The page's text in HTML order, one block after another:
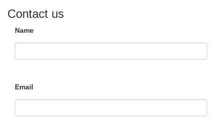
Contact us
Name
Email